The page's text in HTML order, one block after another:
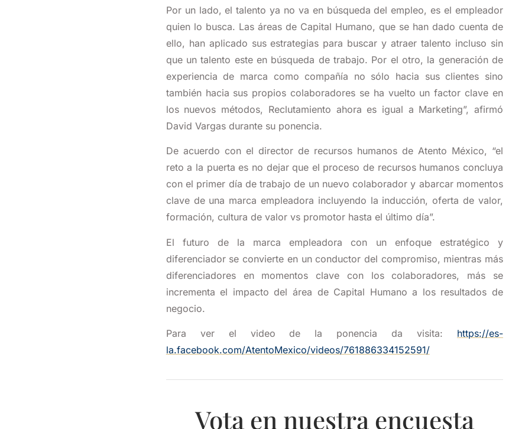
Por un lado, el talento ya no va en búsqueda del empleo, es el empleador
quien lo busca. Las áreas de Capital Humano, que se han dado cuenta de
ello, han aplicado sus estrategias para buscar y atraer talento incluso sin
que un talento este en búsqueda de trabajo. Por el otro, la generación de
experiencia de marca como compañía no sólo hacia sus clientes sino
también hacia sus propios colaboradores se ha vuelto un factor clave en
los nuevos métodos, Reclutamiento ahora es igual a Marketing”, afirmó
David Vargas durante su ponencia.
De acuerdo con el director de recursos humanos de Atento México, “el
reto a la puerta es no dejar que el proceso de recursos humanos concluya
con el primer día de trabajo de un nuevo colaborador y abarcar momentos
clave de una marca empleadora incluyendo la inducción, oferta de valor,
formación, cultura de valor vs promotor hasta el último día”.
El futuro de la marca empleadora con un enfoque estratégico y
diferenciador se convierte en un conductor del compromiso, mientras más
diferenciadores en momentos clave con los colaboradores, más se
incrementa el impacto del área de Capital Humano a los resultados de
negocio.
Para ver el video de la ponencia da visita: https://es-
la.facebook.com/AtentoMexico/videos/761886334152591/
Vota en nuestra encuesta